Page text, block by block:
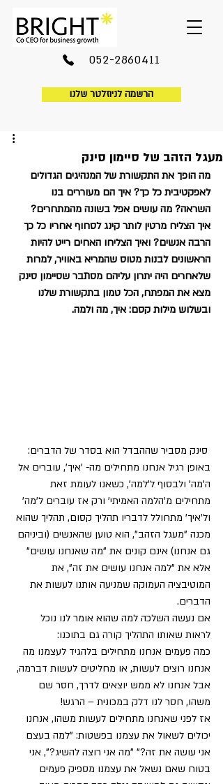
052-2860411
הרשמה לניוזלטר שלנו
מעגל הזהב של סיימון סינק
מה הופך את התקשורת של המנהיגים הגדולים
לאפקטיבית כל כך? איך הם מעוררים בנו
השראה? מה עושים אפל בשונה מהמתחרים?
איך הצליח מרטין לותר קינג לסחוף אחריו כל כך
הרבה אנשים? ואיך הצליחו האחים רייט להיות
הראשונים לבנות מטוס שהמריא באוויר, למרות
שלאחרים היה יתרון עליהם מסתבר שסיימון סינק
מצא את המפתח, הכל טמון בתקשורת שלנו
ובשלוש מילות קסם: איך, מה ולמה.
סינק מסביר שההבדל הוא בסדר של הדברים:
באופן רגיל אנחנו מתחילים מה- 'איך', עוברים אל
ה'מה' ולבסוף ל'למה', כשאנו לעומת זאת
מתחילים מ'הלמה האמיתי' ורק אז עוברים ל'מה'
ול'איך' מתחולל לדבריו תהליך קסום, תהליך שהוא
מכנה "מעגל הזהב", הוא טוען שהאנשים (וביניהם
גם אנחנו) אינם קונים את "מה שאנחנו עושים"
אלא את "למה אנחנו עושים את זה", את
המוטיבציה העמוקה שמניעה אותנו לעשות את
הדברים.
אם נעשה השלכה למה שהוא אומר לנו נוכל
לראות שאותו התהליך קורה גם בתוכנו:
כמה פעמים אנחנו מתחילים בלהגיד לעצמנו מה
אנחנו רוצים לעשות, או מחליטים לעשות דברמה,
אבל אנחנו לא ממש יוצאים לדרך, חסר שם
משהו, חסר לנו דלק במכונית – הרגש!
אז לפני שאנחנו מתחילים לעשות משהו, אנחנו
יכולים לשאול את עצמנו בפשטות: "למה בעצם
אני עושה את זה?" "מה אני רוצה להשיג?", אני
בטוח שאם נשאל את עצמנו מספיק פעמים